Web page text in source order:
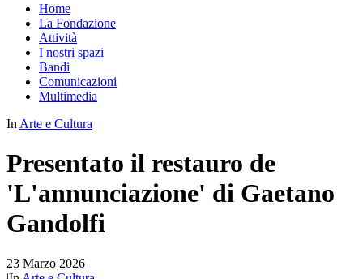
Home
La Fondazione
Attività
I nostri spazi
Bandi
Comunicazioni
Multimedia
In Arte e Cultura
Presentato il restauro de
'L'annunciazione' di Gaetano
Gandolfi
23 Marzo 2026